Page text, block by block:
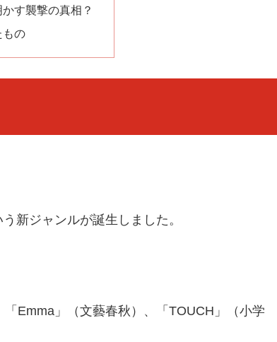
す襲撃の真相？
もの
新ジャンルが誕生しました。
Emma」（文藝春秋）、「TOUCH」（小学